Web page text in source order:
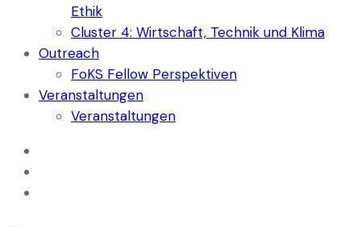
Ethik
Cluster 4: Wirtschaft, Technik und Klima
Outreach
FoKS Fellow Perspektiven
Veranstaltungen
Veranstaltungen